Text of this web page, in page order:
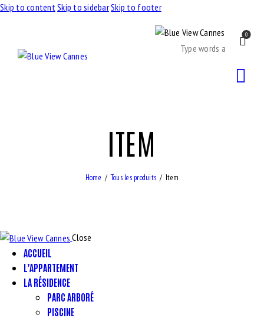
Skip to contentSkip to sidebarSkip to footer
0
ITEM
Home Tous les produits Item
Close
ACCUEIL
L’APPARTEMENT
LA RÉSIDENCE
PARC ARBORÉ
PISCINE